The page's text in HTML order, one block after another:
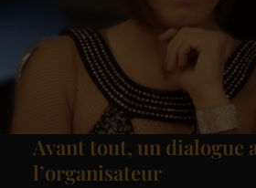
Avant tout, un dialogue
l’organisateur